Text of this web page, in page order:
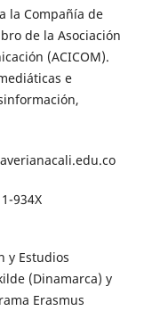
la Compañía de
de la Asociación
(ACICOM).
e
934X
y Estudios
(Dinamarca) y
Erasmus